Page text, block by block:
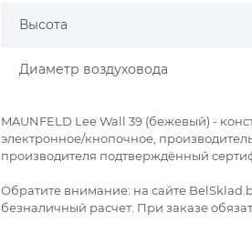
Высота
Диаметр воздуховода
MAUNFELD Lee Wall 39 (бежевый) -
электронное/кнопочное,
производителя подтверждённый
Обратите внимание: на сайте
безналичный расчет. При заказе